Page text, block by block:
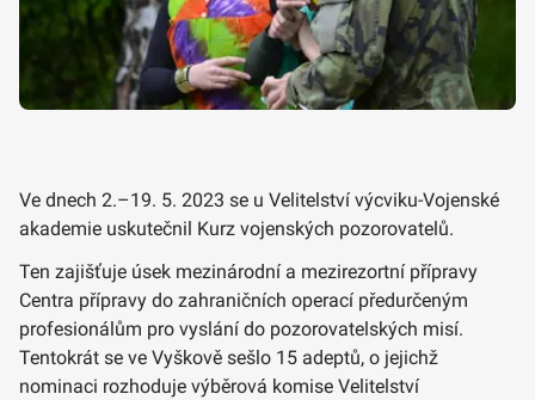
Ve dnech 2.–19. 5. 2023 se u Velitelství výcviku-Vojenské
akademie uskutečnil Kurz vojenských pozorovatelů.
Ten zajišťuje úsek mezinárodní a mezirezortní přípravy
Centra přípravy do zahraničních operací předurčeným
profesionálům pro vyslání do pozorovatelských misí.
Tentokrát se ve Vyškově sešlo 15 adeptů, o jejichž
nominaci rozhoduje výběrová komise Velitelství